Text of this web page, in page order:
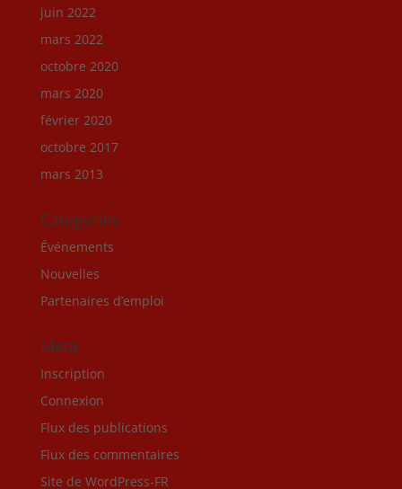
juin 2022
mars 2022
octobre 2020
mars 2020
février 2020
octobre 2017
mars 2013
Categories
Événements
Nouvelles
Partenaires d’emploi
Meta
Inscription
Connexion
Flux des publications
Flux des commentaires
Site de WordPress-FR